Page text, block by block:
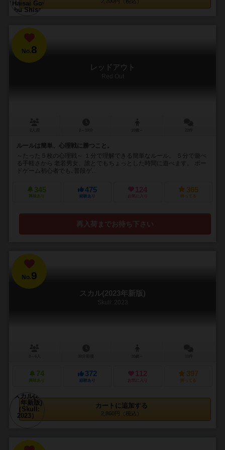
No.8
レッドアウト
Red Out
ルールは簡単、心理戦に勝つこと。
～たった５枚の心理戦～ １分で理解できる簡単なルール。 ５分で遊べ
る手軽さから 老若男女、誰とでもちょっとした時間に遊べます。 ボー
ドゲーム初心者でも､普段ゲ...
345
興味あり
475
経験あり
124
お気に入り
365
持ってる
再入荷までお待ち下さい
No.9
スカル(2023年新版)
Skull: 2023
74
興味あり
372
経験あり
112
お気に入り
397
持ってる
カートに追加する
2,860円（税込）